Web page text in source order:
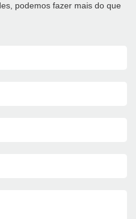
podemos fazer mais do que